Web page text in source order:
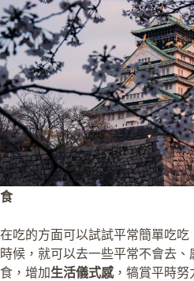
食
在吃的方面可以試試平常簡單吃吃
時候，就可以去一些平常不會去
食，增加生活儀式感，犒賞平時努